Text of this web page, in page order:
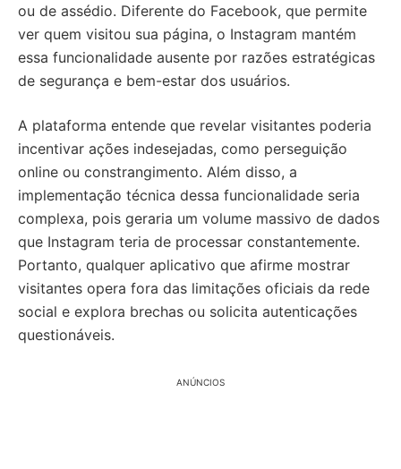
ou de assédio. Diferente do Facebook, que permite
ver quem visitou sua página, o Instagram mantém
essa funcionalidade ausente por razões estratégicas
de segurança e bem-estar dos usuários.
A plataforma entende que revelar visitantes poderia
incentivar ações indesejadas, como perseguição
online ou constrangimento. Além disso, a
implementação técnica dessa funcionalidade seria
complexa, pois geraria um volume massivo de dados
que Instagram teria de processar constantemente.
Portanto, qualquer aplicativo que afirme mostrar
visitantes opera fora das limitações oficiais da rede
social e explora brechas ou solicita autenticações
questionáveis.
ANÚNCIOS